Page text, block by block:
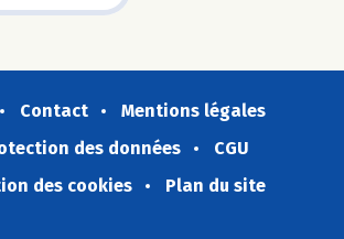
Contact
Mentions légales
des données
CGU
des cookies
Plan du site